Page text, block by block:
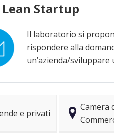
Lean Startup
Il laboratorio si
rispondere alla
un’azienda/sviluppare
e privati
Camera